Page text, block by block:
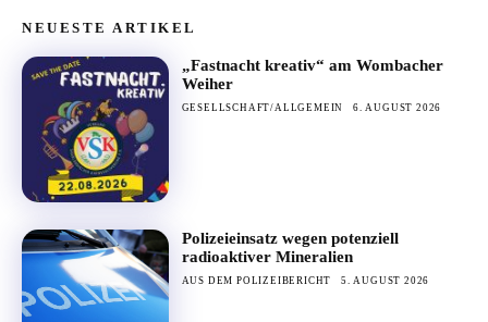
NEUESTE ARTIKEL
„Fastnacht kreativ“ am Wombacher
Weiher
GESELLSCHAFT/ALLGEMEIN 6. AUGUST 2026
Polizeieinsatz wegen potenziell
radioaktiver Mineralien
AUS DEM POLIZEIBERICHT 5. AUGUST 2026